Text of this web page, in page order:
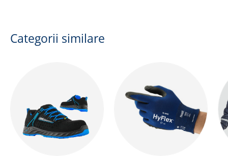
Categorii similare